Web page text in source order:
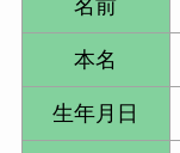
名前
本名
生年月日